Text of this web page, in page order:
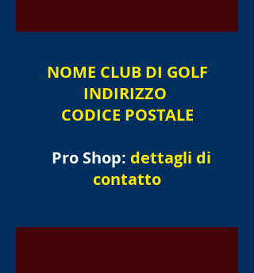
NOME CLUB DI GOLF
INDIRIZZO
CODICE POSTALE
Pro Shop: dettagli di
contatto